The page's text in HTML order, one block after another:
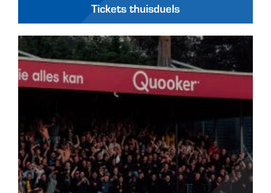
Tickets thuisduels